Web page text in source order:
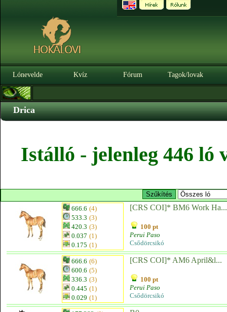
Lónevelde Kvíz Fórum Tagok/lovak
Drica
Istálló - jelenleg 446 ló
666.6 (4)
533.3 (3)
420.3 (3)
0.037 (1)
0.175 (1)
[CRS COI]* BM6 Work Ha...
100 pt
Perui Paso
Csődörcsikó
666.6 (6)
600.6 (5)
336.3 (3)
0.445 (1)
0.029 (1)
[CRS COI]* AM6 April&l...
100 pt
Perui Paso
Csődörcsikó